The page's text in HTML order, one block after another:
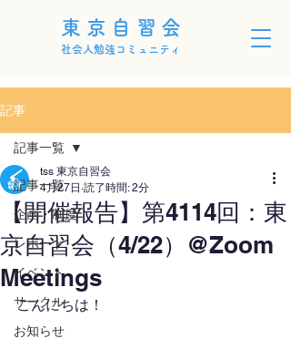
東京自習会
社会人勉強コミュニティ
記事
記事一覧
企画・制度
レポート
イベント
サークル
お知らせ
記事一覧
【開催報告】第4114回：東
京自習会（4/22）@Zoom
Meetings
tss 東京自習会
4月27日 読了時間: 2分
こんにちは！